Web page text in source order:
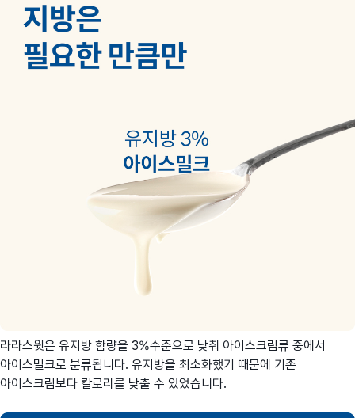
라라스윗은 유지방 함량을 3%수준으로 낮춰 아이스크림류 중에서
아이스밀크로 분류됩니다. 유지방을 최소화했기 때문에 기존
아이스크림보다 칼로리를 낮출 수 있었습니다.